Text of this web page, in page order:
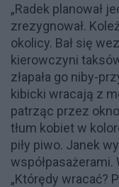
„Radek planował
zrezygnował.
okolicy. Bał się
kierowczyni
złapała go niby-
kibicki wracają z
patrząc przez
tłum kobiet w
piły piwo. Janek
„Którędy wracać?